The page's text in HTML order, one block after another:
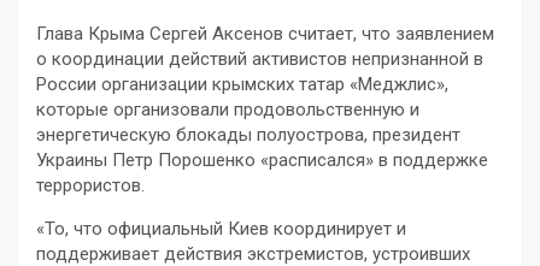
Глава Крыма Сергей Аксенов считает, что заявлением
о координации действий активистов непризнанной в
России организации крымских татар «Меджлис»,
которые организовали продовольственную и
энергетическую блокады полуострова, президент
Украины Петр Порошенко «расписался» в поддержке
террористов.
«То, что официальный Киев координирует и
поддерживает действия экстремистов, устроивших